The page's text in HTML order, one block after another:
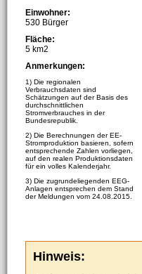
Einwohner:
530 Bürger
Fläche:
5 km2
Anmerkungen:
1) Die regionalen
Verbrauchsdaten sind
Schätzungen auf der Basis des
durchschnittlichen
Stromverbrauches in der
Bundesrepublik.
2) Die Berechnungen der EE-
Stromproduktion basieren, sofern
entsprechende Zahlen vorliegen,
auf den realen Produktionsdaten
für ein volles Kalenderjahr.
3) Die zugrundeliegenden EEG-
Anlagen entsprechen dem Stand
der Meldungen vom 24.08.2015.
Hinweis: